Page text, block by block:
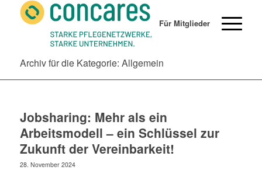
Für Mitglieder
Archiv für die Kategorie: Allgemein
Jobsharing: Mehr als ein
Arbeitsmodell – ein Schlüssel zur
Zukunft der Vereinbarkeit!
28. November 2024